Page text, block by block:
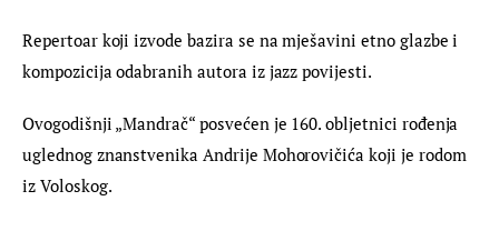
Repertoar koji izvode bazira se na mješavini etno glazbe i
kompozicija odabranih autora iz jazz povijesti.
Ovogodišnji „Mandrač“ posvećen je 160. obljetnici rođenja
uglednog znanstvenika Andrije Mohorovičića koji je rodom
iz Voloskog.